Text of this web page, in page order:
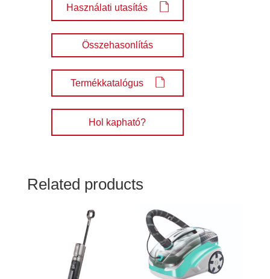
Használati utasítás
Összehasonlítás
Termékkatalógus
Hol kapható?
Related products